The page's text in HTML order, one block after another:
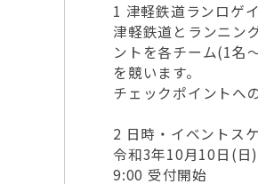
1 津軽鉄道ランロゲ
津軽鉄道とランニン
ントを各チーム(1名
を競います。
チェックポイントへ
2 日時・イベントス
令和3年10月10日(日)
9:00 受付開始